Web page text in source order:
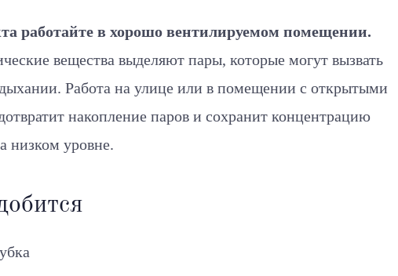
работайте в хорошо вентилируемом помещении.
вещества выделяют пары, которые могут вызвать
Работа на улице или в помещении с открытыми
накопление паров и сохранит концентрацию
низком уровне.